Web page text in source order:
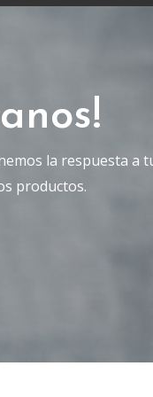
la respuesta a
productos.